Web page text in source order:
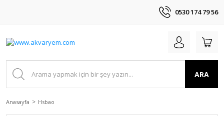
0530 174 79 56
ARA
Anasayfa Hsbao